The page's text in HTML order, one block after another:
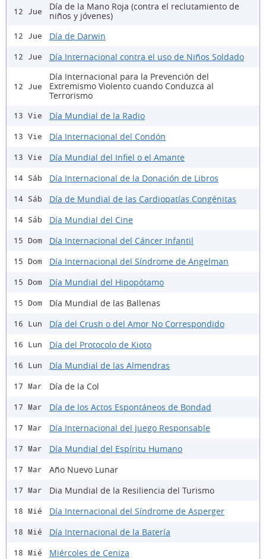
12 Jue
Día de la Mano Roja (contra el reclutamiento de
niños y jóvenes)
12 Jue Día de Darwin
12 Jue Día Internacional contra el uso de Niños Soldado
12 Jue
Día Internacional para la Prevención del
Extremismo Violento cuando Conduzca al
Terrorismo
13 Vie Día Mundial de la Radio
13 Vie Día Internacional del Condón
13 Vie Día Mundial del Infiel o el Amante
14 Sáb Día Internacional de la Donación de Libros
14 Sáb Día de Mundial de las Cardiopatías Congénitas
14 Sáb Día Mundial del Cine
15 Dom Día Internacional del Cáncer Infantil
15 Dom Día Internacional del Síndrome de Angelman
15 Dom Día Mundial del Hipopótamo
15 Dom Día Mundial de las Ballenas
16 Lun Día del Crush o del Amor No Correspondido
16 Lun Día del Protocolo de Kioto
16 Lun Día Mundial de las Almendras
17 Mar Día de la Col
17 Mar Día de los Actos Espontáneos de Bondad
17 Mar Día Internacional del Juego Responsable
17 Mar Día Mundial del Espíritu Humano
17 Mar Año Nuevo Lunar
17 Mar Dia Mundial de la Resiliencia del Turismo
18 Mié Día Internacional del Síndrome de Asperger
18 Mié Día Internacional de la Batería
18 Mié Miércoles de Ceniza